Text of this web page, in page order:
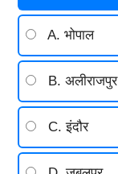
A. भोपाल
B. अलीराजपुर
C. इंदौर